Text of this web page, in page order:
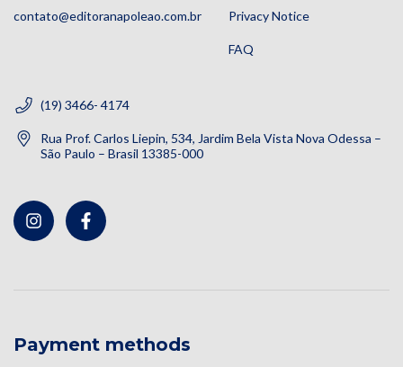
contato@editoranapoleao.com.br Privacy Notice
FAQ
(19) 3466- 4174
Rua Prof. Carlos Liepin, 534, Jardim Bela Vista Nova Odessa –
São Paulo – Brasil 13385-000
Payment methods